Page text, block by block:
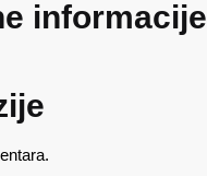
informacije